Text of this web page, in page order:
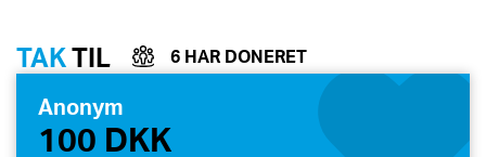
TAKTIL 6 HAR DONERET
Anonym
100 DKK